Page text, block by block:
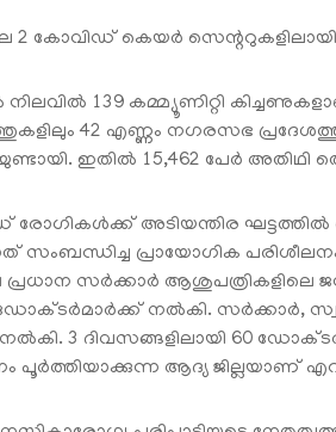
2 കോവിഡ് കെയര്‍
നിലവില്‍ 139 കമ്മ്യൂണിറ്റി
42 എണ്ണം നഗരസഭ
ഇതില്‍ 15,462 പേര്‍ അതിഥി
രോഗികള്‍ക്ക് അടിയന്തിര
സംബന്ധിച്ച പ്രായോഗിക
പ്രധാന സര്‍ക്കാര്‍
നല്‍കി. സര്‍ക്കാര്‍,
3 ദിവസങ്ങളിലായി 60
പൂര്‍ത്തിയാക്കുന്ന ആദ്യ ജില്ലയാണ്